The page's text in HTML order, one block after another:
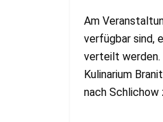
Am
verfügbar sind,
verteilt werden.
Kulinarium
nach Schlichow